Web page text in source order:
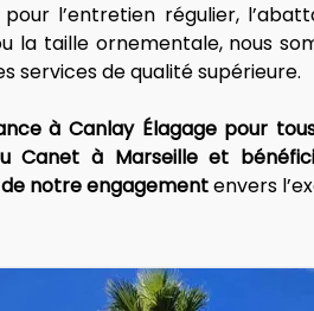
l’entretien régulier,
la taille ornementale, nous
services de qualité supérieure.
à Canlay Élagage pour
Canet à Marseille et
notre engagement envers